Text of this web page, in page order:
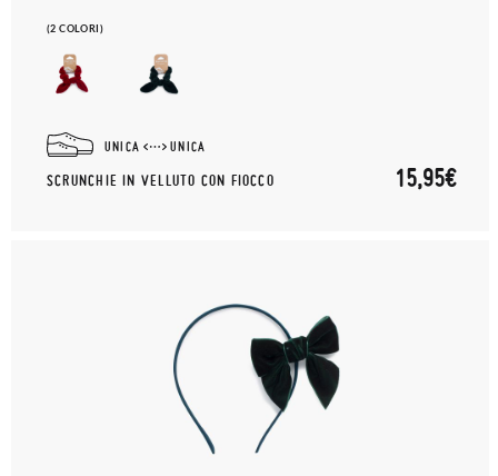
(2 COLORI)
UNICA UNICA
SCRUNCHIE IN VELLUTO CON FIOCCO 15,95€